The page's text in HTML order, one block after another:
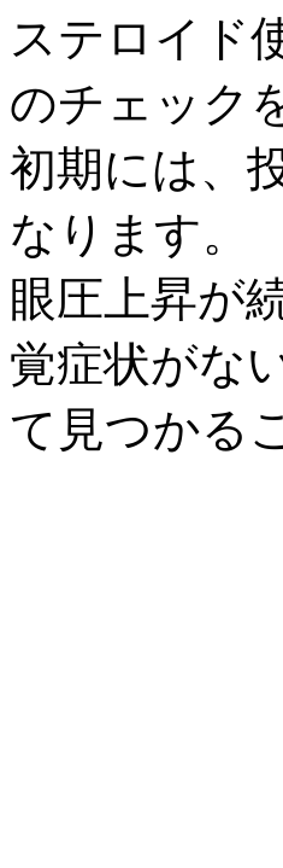
ステロイド
のチェック
初期には、
なります。
眼圧上昇が
覚症状がな
て見つかる